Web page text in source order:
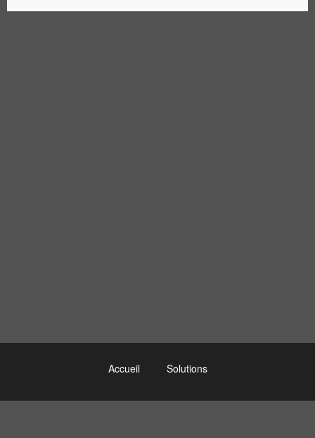
Accueil Solutions